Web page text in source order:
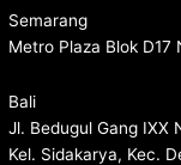
Semarang
Metro Plaza Blok D17
Bali
Jl. Bedugul Gang IXX
Kel. Sidakarya, Kec.